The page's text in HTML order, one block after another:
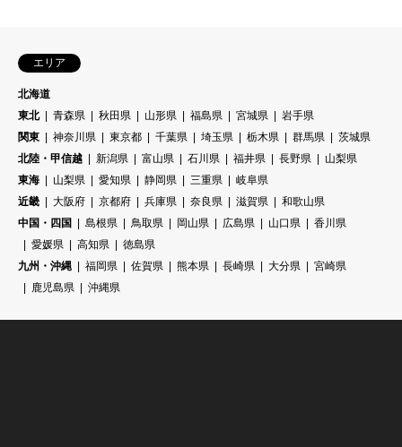
エリア
北海道
東北
青森県 秋田県 山形県 福島県 宮城県
岩手県
関東
神奈川県 東京都 千葉県 埼玉県 栃木県 群馬県
茨城県
北陸・甲信越
新潟県 富山県 石川県 福井県 長野県
山梨県
東海
山梨県 愛知県 静岡県 三重県
岐阜県
近畿
大阪府 京都府 兵庫県 奈良県 滋賀県
和歌山県
中国・四国
島根県 鳥取県 岡山県 広島県 山口県
香川県
愛媛県
高知県
徳島県
九州・沖縄
福岡県 佐賀県 熊本県 長崎県 大分県
宮崎県
鹿児島県
沖縄県